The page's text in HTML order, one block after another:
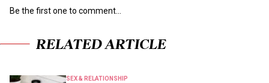
Be the first one to comment...
RELATED ARTICLE
SEX & RELATIONSHIP